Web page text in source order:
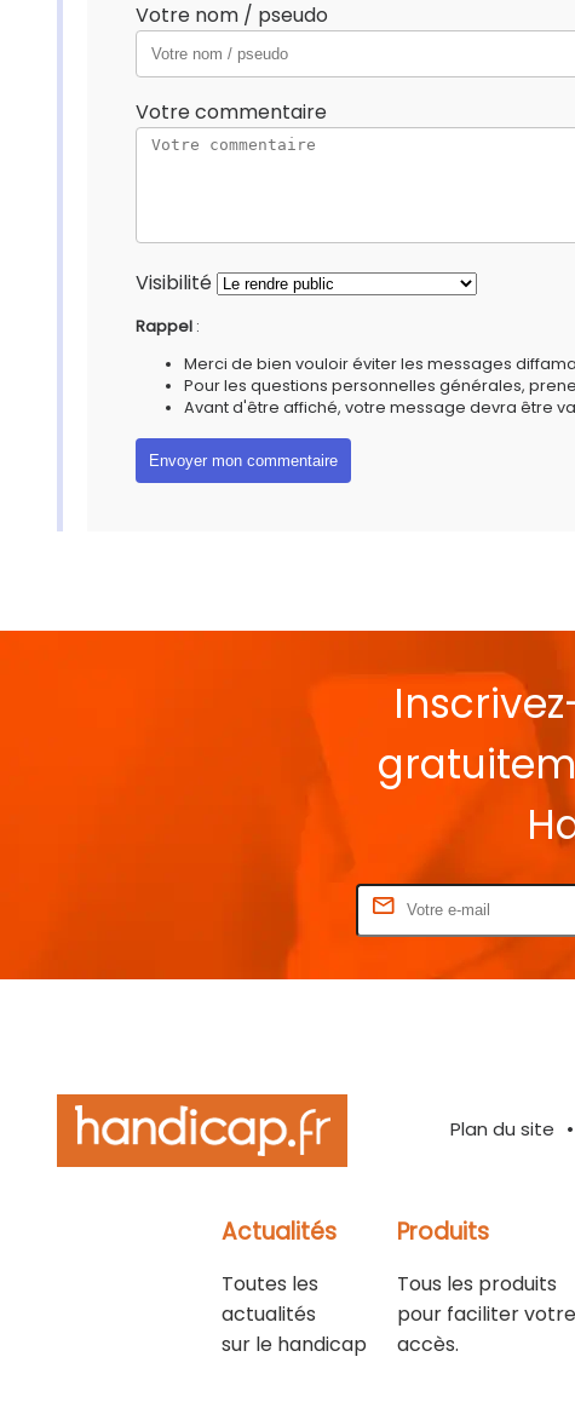
Votre nom / pseudo
Votre commentaire
Visibilité
Rappel :
Merci de bien vouloir éviter les messages
Pour les questions personnelles générales,
Avant d'être affiché, votre message devra être
Plan du site
Actualités
Toutes les
actualités
sur le handicap
Produits
Tous les produits
pour faciliter votre
accès.